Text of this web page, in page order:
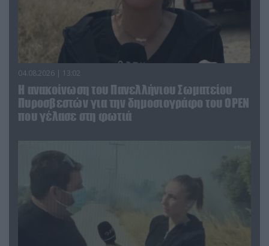
04.08.2026 | 13:02
Η ανακοίνωση του Πανελλήνιου Σωματείου
Πυροσβεστών για την δημοσιογράφο του OPEN
που γέλασε στη φωτιά